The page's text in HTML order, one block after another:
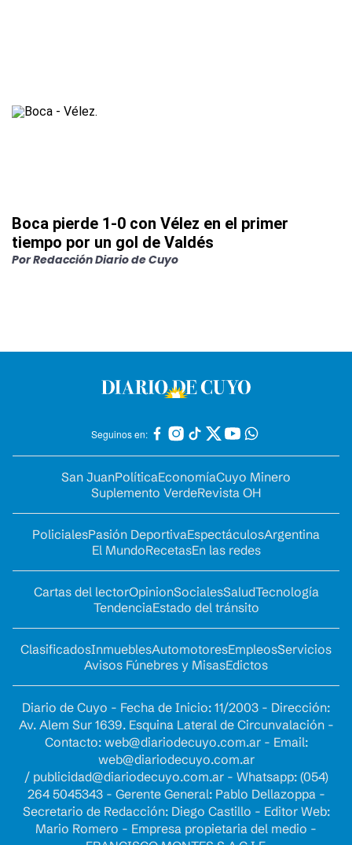
Boca pierde 1-0 con Vélez en el primer
tiempo por un gol de Valdés
PorRedacción Diario de Cuyo
Seguinos en:
San JuanPolíticaEconomíaCuyo Minero
Suplemento VerdeRevista OH
PolicialesPasión DeportivaEspectáculosArgentina
El MundoRecetasEn las redes
Cartas del lectorOpinionSocialesSaludTecnología
TendenciaEstado del tránsito
ClasificadosInmueblesAutomotoresEmpleosServicios
Avisos Fúnebres y MisasEdictos
Diario de Cuyo - Fecha de Inicio: 11/2003 - Dirección:
Av. Alem Sur 1639. Esquina Lateral de Circunvalación -
Contacto: web@diariodecuyo.com.ar- Email:
web@diariodecuyo.com.ar
/ publicidad@diariodecuyo.com.ar- Whatsapp: (054)
264 5045343 - Gerente General: Pablo Dellazoppa -
Secretario de Redacción: Diego Castillo - Editor Web:
Mario Romero - Empresa propietaria del medio -